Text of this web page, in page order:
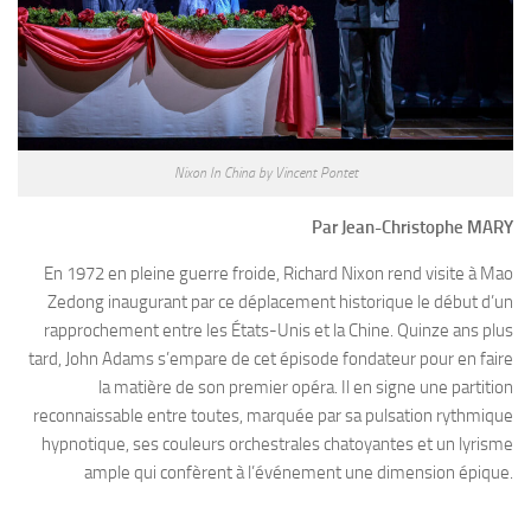
Nixon In China by Vincent Pontet
Par Jean-Christophe MARY
En 1972 en pleine guerre froide, Richard Nixon rend visite à Mao
Zedong inaugurant par ce déplacement historique le début d’un
rapprochement entre les États-Unis et la Chine. Quinze ans plus
tard, John Adams s’empare de cet épisode fondateur pour en faire
la matière de son premier opéra. Il en signe une partition
reconnaissable entre toutes, marquée par sa pulsation rythmique
hypnotique, ses couleurs orchestrales chatoyantes et un lyrisme
ample qui confèrent à l’événement une dimension épique.